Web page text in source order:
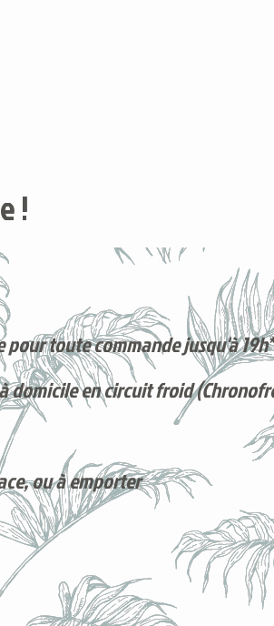
!
pour toute commande jusqu'à 19h*
domicile en circuit froid
ou à emporter